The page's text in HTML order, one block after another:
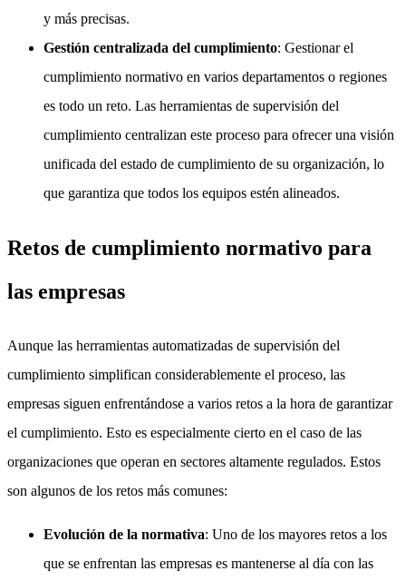
y más precisas.
Gestión centralizada del cumplimiento: Gestionar el
cumplimiento normativo en varios departamentos o regiones
es todo un reto. Las herramientas de supervisión del
cumplimiento centralizan este proceso para ofrecer una visión
unificada del estado de cumplimiento de su organización, lo
que garantiza que todos los equipos estén alineados.
Retos de cumplimiento normativo para
las empresas
Aunque las herramientas automatizadas de supervisión del
cumplimiento simplifican considerablemente el proceso, las
empresas siguen enfrentándose a varios retos a la hora de garantizar
el cumplimiento. Esto es especialmente cierto en el caso de las
organizaciones que operan en sectores altamente regulados. Estos
son algunos de los retos más comunes:
Evolución de la normativa: Uno de los mayores retos a los
que se enfrentan las empresas es mantenerse al día con las